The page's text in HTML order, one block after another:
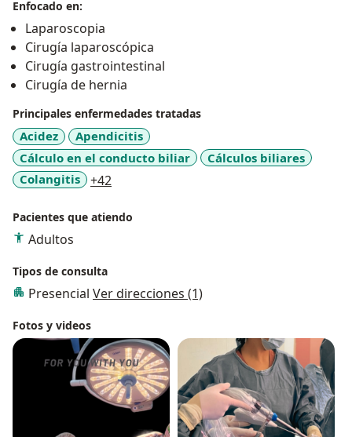
Enfocado en:
Laparoscopia
Cirugía laparoscópica
Cirugía gastrointestinal
Cirugía de hernia
Principales enfermedades tratadas
Acidez
Apendicitis
Cálculo en el conducto biliar
Cálculos biliares
Colangitis
+42
Pacientes que atiendo
Adultos
Tipos de consulta
Presencial Ver direcciones (1)
Fotos y videos